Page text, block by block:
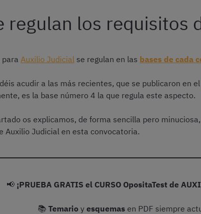
regulan los requisitos
Auxilio Judicial se regulan en las bases de cada
acudir a las más recientes, que se publicaron en el
es la base número 4 la que regula este aspecto.
os explicamos, de forma sencilla pero
Auxilio Judicial en esta convocatoria.
📢 ¡PRUEBA GRATIS el CURSO OpositaTest de
📚 Temario y esquemas en PDF siempre